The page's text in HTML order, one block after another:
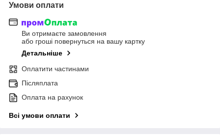
Умови оплати
Ви отримаєте замовлення
або гроші повернуться на вашу картку
Детальніше
Оплатити частинами
Післяплата
Оплата на рахунок
Всі умови оплати